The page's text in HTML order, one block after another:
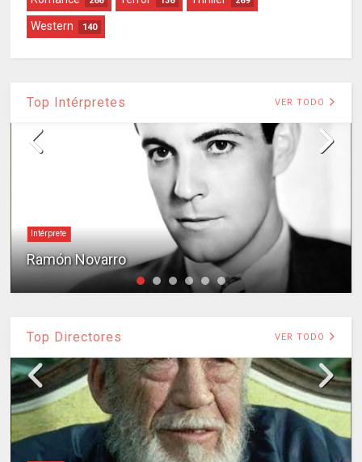
Western 140
Top Intérpretes VER TODO
Intérprete
Ramón Novarro
Top Directores VER TODO